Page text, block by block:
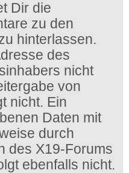
Dir die
zu den
hinterlassen.
des
nicht
von
nicht. Ein
Daten mit
durch
des X19-Forums
ebenfalls nicht.